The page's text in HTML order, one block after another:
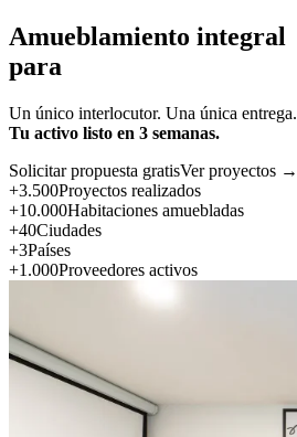
Amueblamiento integral
para
Un único interlocutor. Una única entrega.
Tu activo listo en 3 semanas.
Solicitar propuesta gratisVer proyectos →
+3.500Proyectos realizados
+10.000Habitaciones amuebladas
+40Ciudades
+3Países
+1.000Proveedores activos